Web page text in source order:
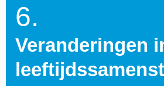
6.
Veranderingen